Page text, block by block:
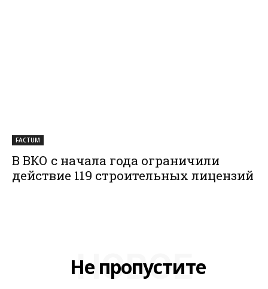
FACTUM
В ВКО с начала года ограничили
действие 119 строительных лицензий
Не пропустите
НОВОЕ